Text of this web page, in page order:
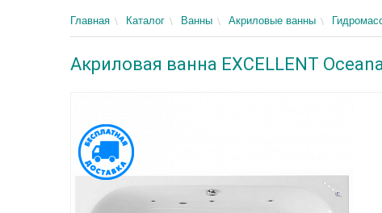
Главная Каталог Ванны Акриловые ванны
Акриловая ванна EXCELLENT